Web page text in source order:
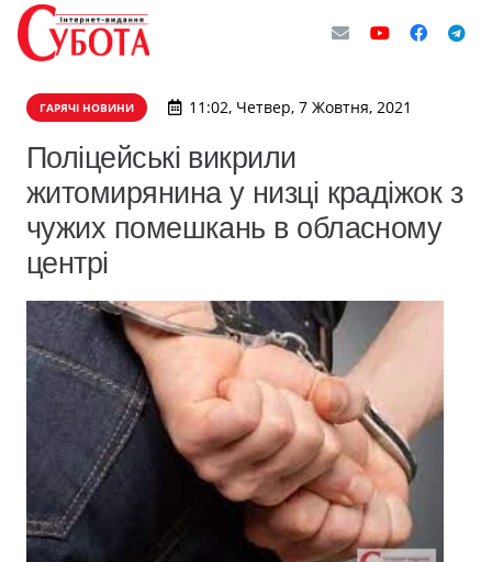
ГАРЯЧІ НОВИНИ 11:02, Четвер, 7 Жовтня, 2021
Поліцейські викрили
житомирянина у низці крадіжок з
чужих помешкань в обласному
центрі